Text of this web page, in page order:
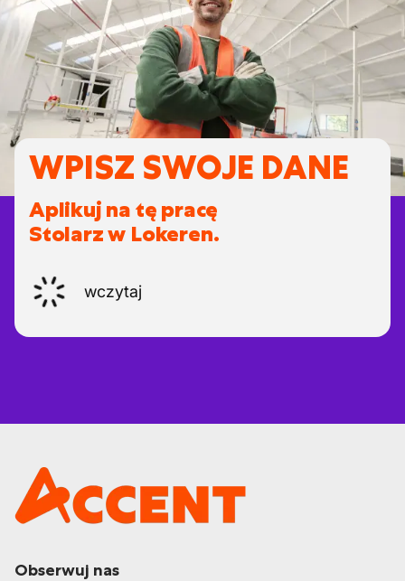
WPISZ SWOJE DANE
Aplikuj na tę pracę
Stolarz w Lokeren.
wczytaj
Obserwuj nas